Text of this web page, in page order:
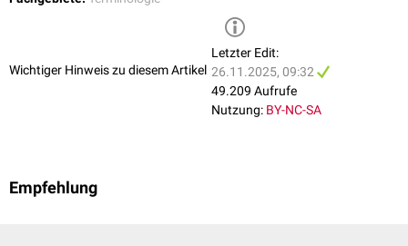
Wichtiger Hinweis zu diesem Artikel
Letzter Edit:
26.11.2025, 09:32
49.209 Aufrufe
Nutzung: BY-NC-SA
Empfehlung